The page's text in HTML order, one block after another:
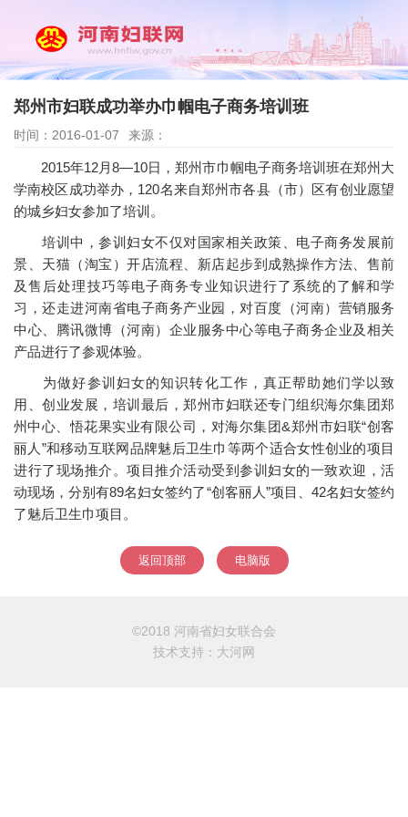
郑州市妇联成功举办巾帼电子商务培训班
时间：2016-01-07 来源：
2015年12月8—10日，郑州市巾帼电子商务培训班在郑州大
学南校区成功举办，120名来自郑州市各县（市）区有创业愿望
的城乡妇女参加了培训。
培训中，参训妇女不仅对国家相关政策、电子商务发展前
景、天猫（淘宝）开店流程、新店起步到成熟操作方法、售前
及售后处理技巧等电子商务专业知识进行了系统的了解和学
习，还走进河南省电子商务产业园，对百度（河南）营销服务
中心、腾讯微博（河南）企业服务中心等电子商务企业及相关
产品进行了参观体验。
为做好参训妇女的知识转化工作，真正帮助她们学以致
用、创业发展，培训最后，郑州市妇联还专门组织海尔集团郑
州中心、悟花果实业有限公司，对海尔集团&郑州市妇联“创客
丽人”和移动互联网品牌魅后卫生巾等两个适合女性创业的项目
进行了现场推介。项目推介活动受到参训妇女的一致欢迎，活
动现场，分别有89名妇女签约了“创客丽人”项目、42名妇女签约
了魅后卫生巾项目。
返回顶部 电脑版
©2018 河南省妇女联合会
技术支持： 大河网